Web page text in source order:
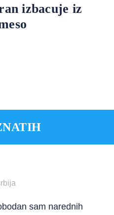
izbacuje iz
sam narednih